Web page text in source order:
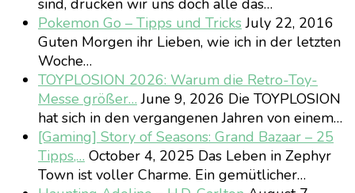
sind, drücken wir uns doch alle das…
Pokemon Go – Tipps und TricksJuly 22, 2016
Guten Morgen ihr Lieben, wie ich in der letzten
Woche…
TOYPLOSION 2026: Warum die Retro-Toy-
Messe größer… June 9, 2026 Die TOYPLOSION
hat sich in den vergangenen Jahren von einem…
[Gaming] Story of Seasons: Grand Bazaar – 25
Tipps,… October 4, 2025 Das Leben in Zephyr
Town ist voller Charme. Ein gemütlicher…